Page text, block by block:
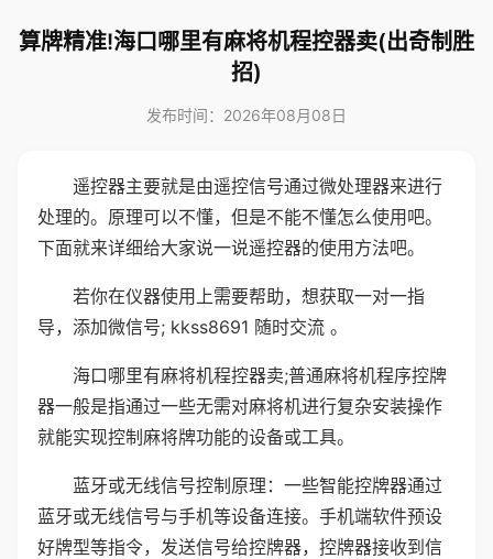
算牌精准!海口哪里有麻将机程控器卖(出奇制胜
招)
发布时间：2026年08月08日
遥控器主要就是由遥控信号通过微处理器来进行
处理的。原理可以不懂，但是不能不懂怎么使用吧。
下面就来详细给大家说一说遥控器的使用方法吧。
若你在仪器使用上需要帮助，想获取一对一指
导，添加微信号; kkss8691 随时交流 。
海口哪里有麻将机程控器卖;普通麻将机程序控牌
器一般是指通过一些无需对麻将机进行复杂安装操作
就能实现控制麻将牌功能的设备或工具。
蓝牙或无线信号控制原理：一些智能控牌器通过
蓝牙或无线信号与手机等设备连接。手机端软件预设
好牌型等指令，发送信号给控牌器，控牌器接收到信